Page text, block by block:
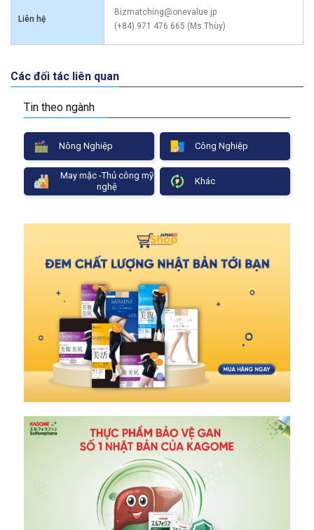
Liên hệ
Bizmatching@onevalue.jp
(+84) 971 476 665 (Ms.Thùy)
Các đối tác liên quan
Tin theo ngành
Nông Nghiệp Công Nghiệp
May mặc -Thủ công mỹ
nghệ
Khác